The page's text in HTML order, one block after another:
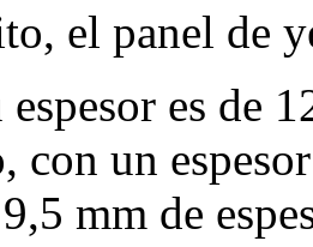
el panel de
espesor es de
con un
mm de